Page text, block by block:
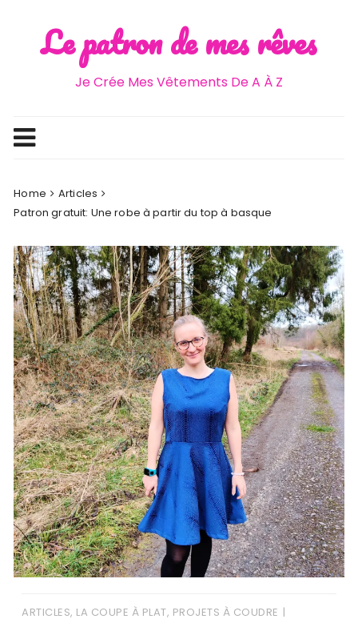
Le patron de mes rêves
Je Crée Mes Vêtements De A À Z
Home
Articles
Patron gratuit: Une robe à partir du top à basque
ARTICLES, LA COUPE À PLAT, PROJETS À COUDRE